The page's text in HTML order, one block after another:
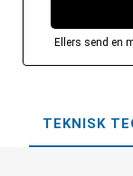
Ellers send en
TEKNISK